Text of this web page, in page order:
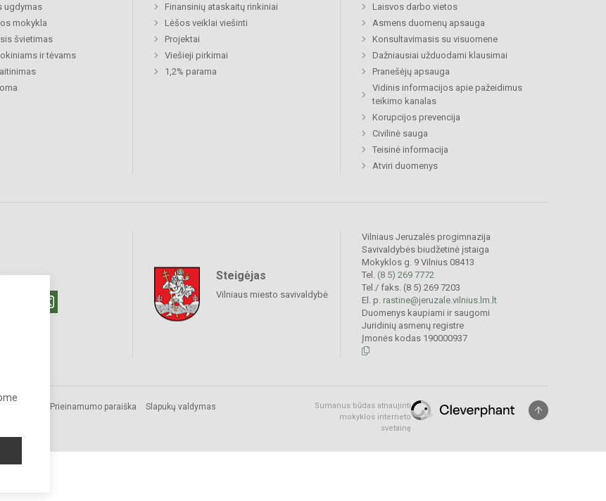
ugdymas
mokykla
švietimas
ir tėvams
Finansinių ataskaitų rinkiniai
Lėšos veiklai viešinti
Projektai
Viešieji pirkimai
1,2% parama
Laisvos darbo vietos
Asmens duomenų apsauga
Konsultavimasis su visuomene
Dažniausiai užduodami klausimai
Pranešėjų apsauga
Vidinis informacijos apie pažeidimus
teikimo kanalas
Korupcijos prevencija
Civilinė sauga
Teisinė informacija
Atviri duomenys
Steigėjas
Vilniaus miesto savivaldybė
Vilniaus Jeruzalės progimnazija
Savivaldybės biudžetinė įstaiga
Mokyklos g. 9 Vilnius 08413
Tel. (8 5) 269 7772
Tel./ faks. (8 5) 269 7203
El. p. rastine@jeruzale.vilnius.lm.lt
Duomenys kaupiami ir saugomi
Juridinių asmenų registre
Įmonės kodas 190000937
Prieinamumo paraiška Slapukų valdymas
Sumanus būdas atnaujinti
mokyklos interneto
svetainę